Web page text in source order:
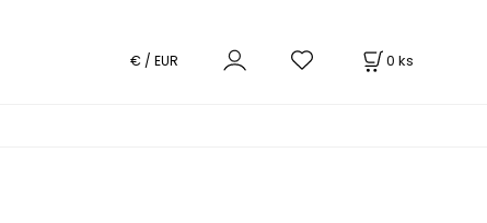
0 ks
€ / EUR